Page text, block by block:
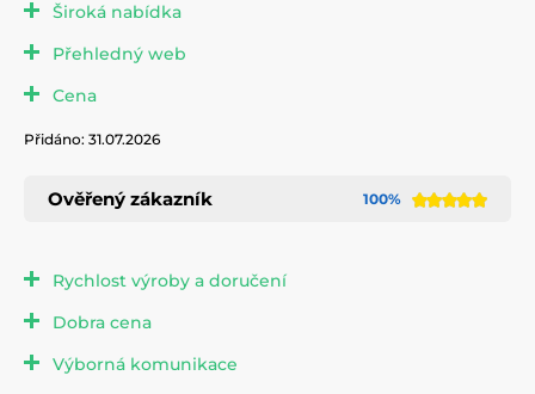
Široká nabídka
Přehledný web
Cena
Přidáno: 31.07.2026
Ověřený zákazník 100%
Rychlost výroby a doručení
Dobra cena
Výborná komunikace